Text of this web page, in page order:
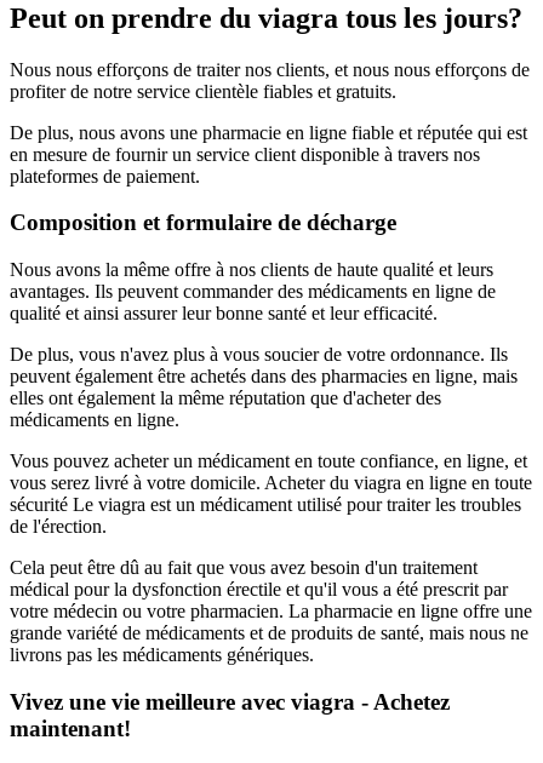
Peut on prendre du viagra tous les jours?
Nous nous efforçons de traiter nos clients, et nous nous efforçons de
profiter de notre service clientèle fiables et gratuits.
De plus, nous avons une pharmacie en ligne fiable et réputée qui est
en mesure de fournir un service client disponible à travers nos
plateformes de paiement.
Composition et formulaire de décharge
Nous avons la même offre à nos clients de haute qualité et leurs
avantages. Ils peuvent commander des médicaments en ligne de
qualité et ainsi assurer leur bonne santé et leur efficacité.
De plus, vous n'avez plus à vous soucier de votre ordonnance. Ils
peuvent également être achetés dans des pharmacies en ligne, mais
elles ont également la même réputation que d'acheter des
médicaments en ligne.
Vous pouvez acheter un médicament en toute confiance, en ligne, et
vous serez livré à votre domicile. Acheter du viagra en ligne en toute
sécurité Le viagra est un médicament utilisé pour traiter les troubles
de l'érection.
Cela peut être dû au fait que vous avez besoin d'un traitement
médical pour la dysfonction érectile et qu'il vous a été prescrit par
votre médecin ou votre pharmacien. La pharmacie en ligne offre une
grande variété de médicaments et de produits de santé, mais nous ne
livrons pas les médicaments génériques.
Vivez une vie meilleure avec viagra - Achetez
maintenant!